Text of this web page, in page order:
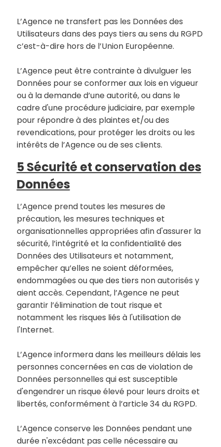
L’Agence ne transfert pas les Données des
Utilisateurs dans des pays tiers au sens du RGPD
c’est-à-dire hors de l’Union Européenne.
L’Agence peut être contrainte à divulguer les
Données pour se conformer aux lois en vigueur
ou à la demande d’une autorité, ou dans le
cadre d'une procédure judiciaire, par exemple
pour répondre à des plaintes et/ou des
revendications, pour protéger les droits ou les
intérêts de l’Agence ou de ses clients.
5 Sécurité et conservation des
Données
L’Agence prend toutes les mesures de
précaution, les mesures techniques et
organisationnelles appropriées afin d'assurer la
sécurité, l’intégrité et la confidentialité des
Données des Utilisateurs et notamment,
empêcher qu’elles ne soient déformées,
endommagées ou que des tiers non autorisés y
aient accès. Cependant, l’Agence ne peut
garantir l’élimination de tout risque et
notamment les risques liés à l'utilisation de
l'Internet.
L’Agence informera dans les meilleurs délais les
personnes concernées en cas de violation de
Données personnelles qui est susceptible
d'engendrer un risque élevé pour leurs droits et
libertés, conformément à l’article 34 du RGPD.
L’Agence conserve les Données pendant une
durée n'excédant pas celle nécessaire au